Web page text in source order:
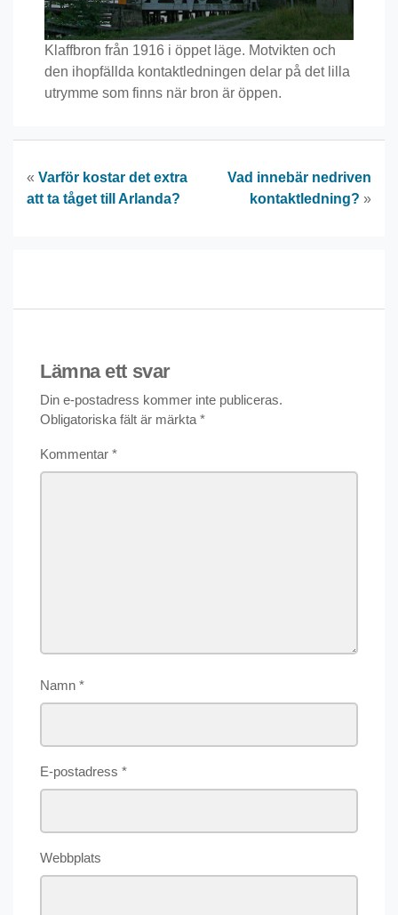
Klaffbron från 1916 i öppet läge. Motvikten och
den ihopfällda kontaktledningen delar på det lilla
utrymme som finns när bron är öppen.
« Varför kostar det extra
att ta tåget till Arlanda?
Vad innebär nedriven
kontaktledning? »
Lämna ett svar
Din e-postadress kommer inte publiceras.
Obligatoriska fält är märkta *
Kommentar *
Namn *
E-postadress *
Webbplats